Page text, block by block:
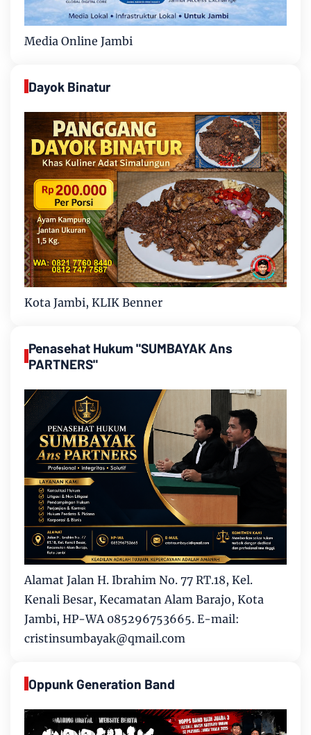
Media Online Jambi
Dayok Binatur
Kota Jambi, KLIK Benner
Penasehat Hukum "SUMBAYAK Ans
PARTNERS"
Alamat Jalan H. Ibrahim No. 77 RT.18, Kel.
Kenali Besar, Kecamatan Alam Barajo, Kota
Jambi, HP-WA 085296753665. E-mail:
cristinsumbayak@qmail.com
Oppunk Generation Band